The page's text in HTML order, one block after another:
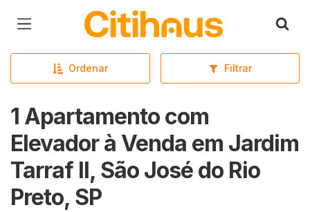
Página inicial
Ordenar Filtrar
1 Apartamento com
Elevador à Venda em Jardim
Tarraf II, São José do Rio
Preto, SP